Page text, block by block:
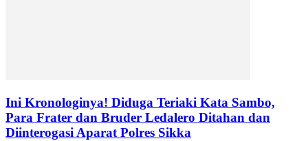
Ini Kronologinya! Diduga Teriaki Kata Sambo,
Para Frater dan Bruder Ledalero Ditahan dan
Diinterogasi Aparat Polres Sikka